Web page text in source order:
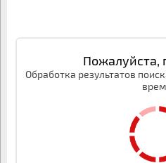
Пожалуйста,
Обработка результатов